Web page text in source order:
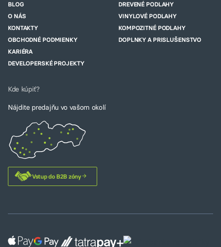
BLOG
O NÁS
KONTAKTY
OBCHODNÉ PODMIENKY
KARIÉRA
DEVELOPERSKÉ PROJEKTY
DREVENÉ PODLAHY
VINYLOVÉ PODLAHY
KOMPOZITNÉ PODLAHY
DOPLNKY A PRISLUŠENSTVO
Kde kúpiť?
Nájdite predajňu vo vašom okolí
Vstup do B2B zóny